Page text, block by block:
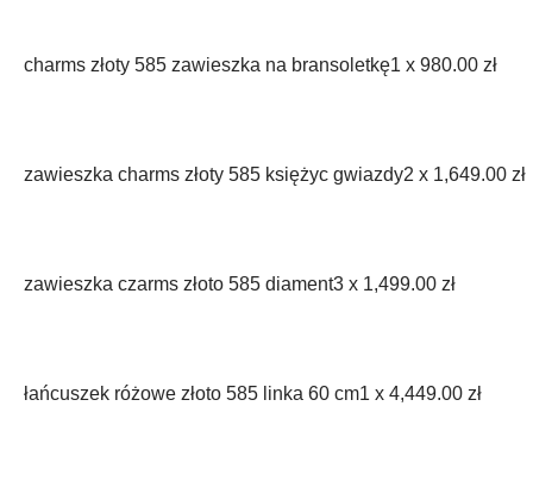
charms złoty 585 zawieszka na bransoletkę1 x 980.00 zł
zawieszka charms złoty 585 księżyc gwiazdy2 x 1,649.00 zł
zawieszka czarms złoto 585 diament3 x 1,499.00 zł
łańcuszek różowe złoto 585 linka 60 cm1 x 4,449.00 zł